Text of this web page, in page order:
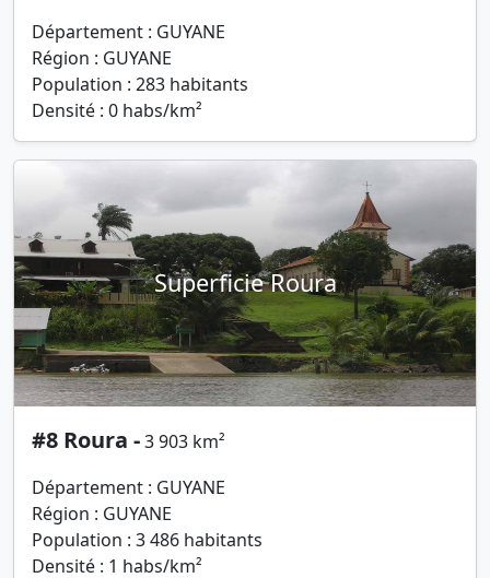
Département : GUYANE
Région : GUYANE
Population : 283 habitants
Densité : 0 habs/km²
Superficie Roura
#8 Roura -3 903 km²
Département : GUYANE
Région : GUYANE
Population : 3 486 habitants
Densité : 1 habs/km²